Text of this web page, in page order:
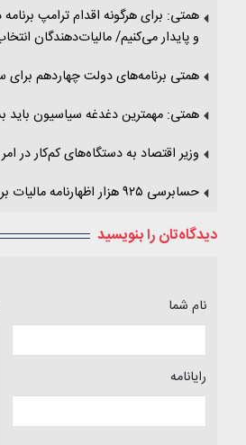
و پایدار می‌کنیم/ مالیات‌دهندگان
همتی برنامه‌های دولت چهاردهم
همتی: مهمترین دغدغه سیاسیون باید
وزیر اقتصاد به دستگاه‌های کم‌کار در
حسابرسی ٩٢٥ هزار اظهارنامه مالیات بر درآمد مستغلات اجاری بدون بررسی ماموران مالیاتی
دیدگاه‌تان را بنویسید
نام شما
رایانامه